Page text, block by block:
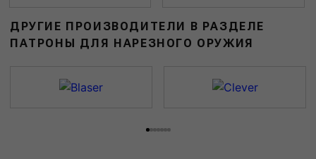
ДРУГИЕ ПРОИЗВОДИТЕЛИ В РАЗДЕЛЕ
ПАТРОНЫ ДЛЯ НАРЕЗНОГО ОРУЖИЯ